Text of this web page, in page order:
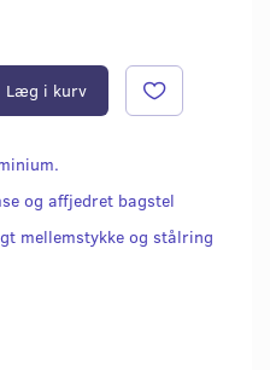
Læg i kurv
og affjedret bagstel
mellemstykke og stålring